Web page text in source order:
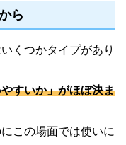
ら
くつかタイプがあり
すいか」がほぼ決ま
この場面では使いに